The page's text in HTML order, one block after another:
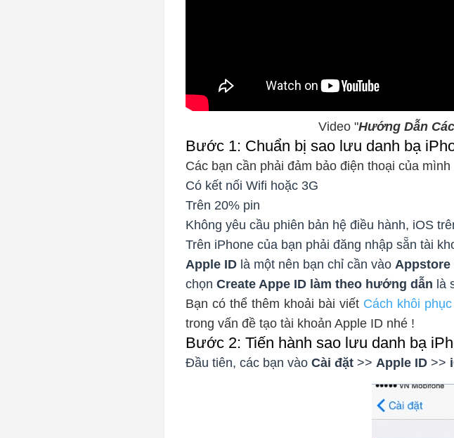
Video "Hướng Dẫn
Bước 1: Chuẩn bị sao lưu danh bạ
Các bạn cần phải đảm bảo điện thoại của
Có kết nối Wifi hoặc 3G
Trên 20% pin
Không yêu cầu phiên bản hệ điều hành, iOS
Trên iPhone của bạn phải đăng nhập sẵn tài
Apple ID là một nên bạn chỉ cần vàoAppstore
chọnCreate Appe ID làm theo hướng dẫn là
Bạn có thể thêm khoải bài viết Cách khôi
trong vấn đề tạo tài khoản Apple ID nhé !
Bước 2: Tiến hành sao lưu danh bạ
Đầu tiên, các bạn vàoCài đặt >>Apple ID >>